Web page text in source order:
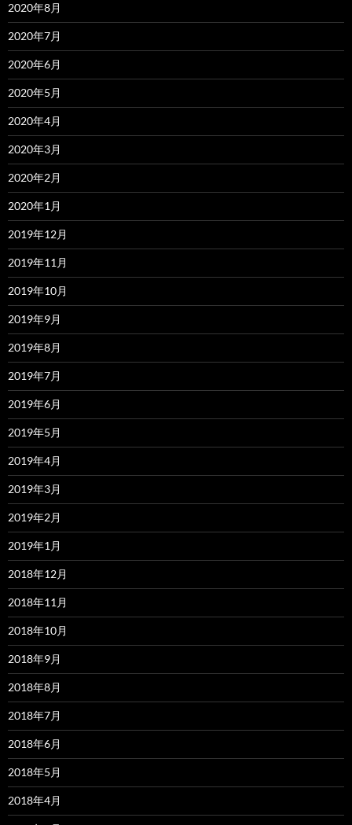
2020年8月
2020年7月
2020年6月
2020年5月
2020年4月
2020年3月
2020年2月
2020年1月
2019年12月
2019年11月
2019年10月
2019年9月
2019年8月
2019年7月
2019年6月
2019年5月
2019年4月
2019年3月
2019年2月
2019年1月
2018年12月
2018年11月
2018年10月
2018年9月
2018年8月
2018年7月
2018年6月
2018年5月
2018年4月